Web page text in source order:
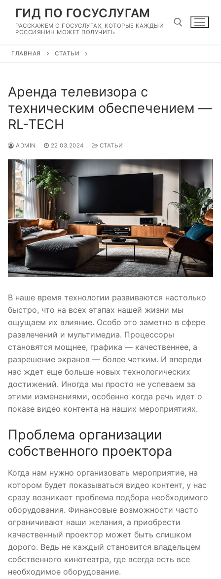
Перейти
содержимому
ГИД ПО ГОСУСЛУГАМ
РАССКАЖЕМ О ГОСУСЛУГАХ, КОТОРЫЕ КАЖДЫЙ
РОССИЯНИН МОЖЕТ ПОЛУЧИТЬ
ГЛАВНАЯ СТАТЬИ
Аренда телевизора с
техническим обеспечением —
RL-TECH
ADMIN 22.03.2024 СТАТЬИ
В наше время технологии развиваются настолько
быстро, что на всех этапах нашей жизни мы
ощущаем их влияние. Особо это заметно в сфере
развлечений и мультимедиа. Процессоры
становятся мощнее, графика — качественнее, а
разрешение экранов — более четким. И впереди
нас ждет еще больше новых технологических
достижений. Иногда мы просто не успеваем за
этими изменениями, особенно когда речь идет о
показе видео контента на наших мероприятиях.
Проблема организации
собственного проектора
Когда нам нужно организовать мероприятие, на
котором будет показываться видео контент, у нас
сразу возникает проблема подбора необходимого
оборудования. Финансовые возможности часто
ограничивают наши желания, а приобрести
качественный проектор может быть слишком
дорого. Ведь не каждый становится владельцем
собственного кинотеатра, где всегда есть все
необходимое оборудование.